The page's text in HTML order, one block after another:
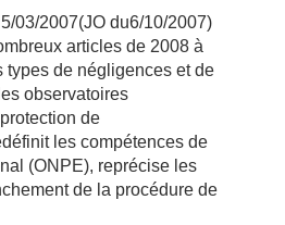
03/2007(JO du6/10/2007)
articles de 2008 à
types de négligences et de
observatoires
de
les compétences de
(ONPE), reprécise les
de la procédure de